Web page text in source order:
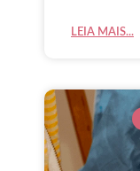
LEIA MAIS...